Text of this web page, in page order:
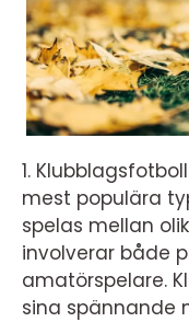
1.
mest populära
spelas mellan
involverar både
amatörspelare.
sina spännande